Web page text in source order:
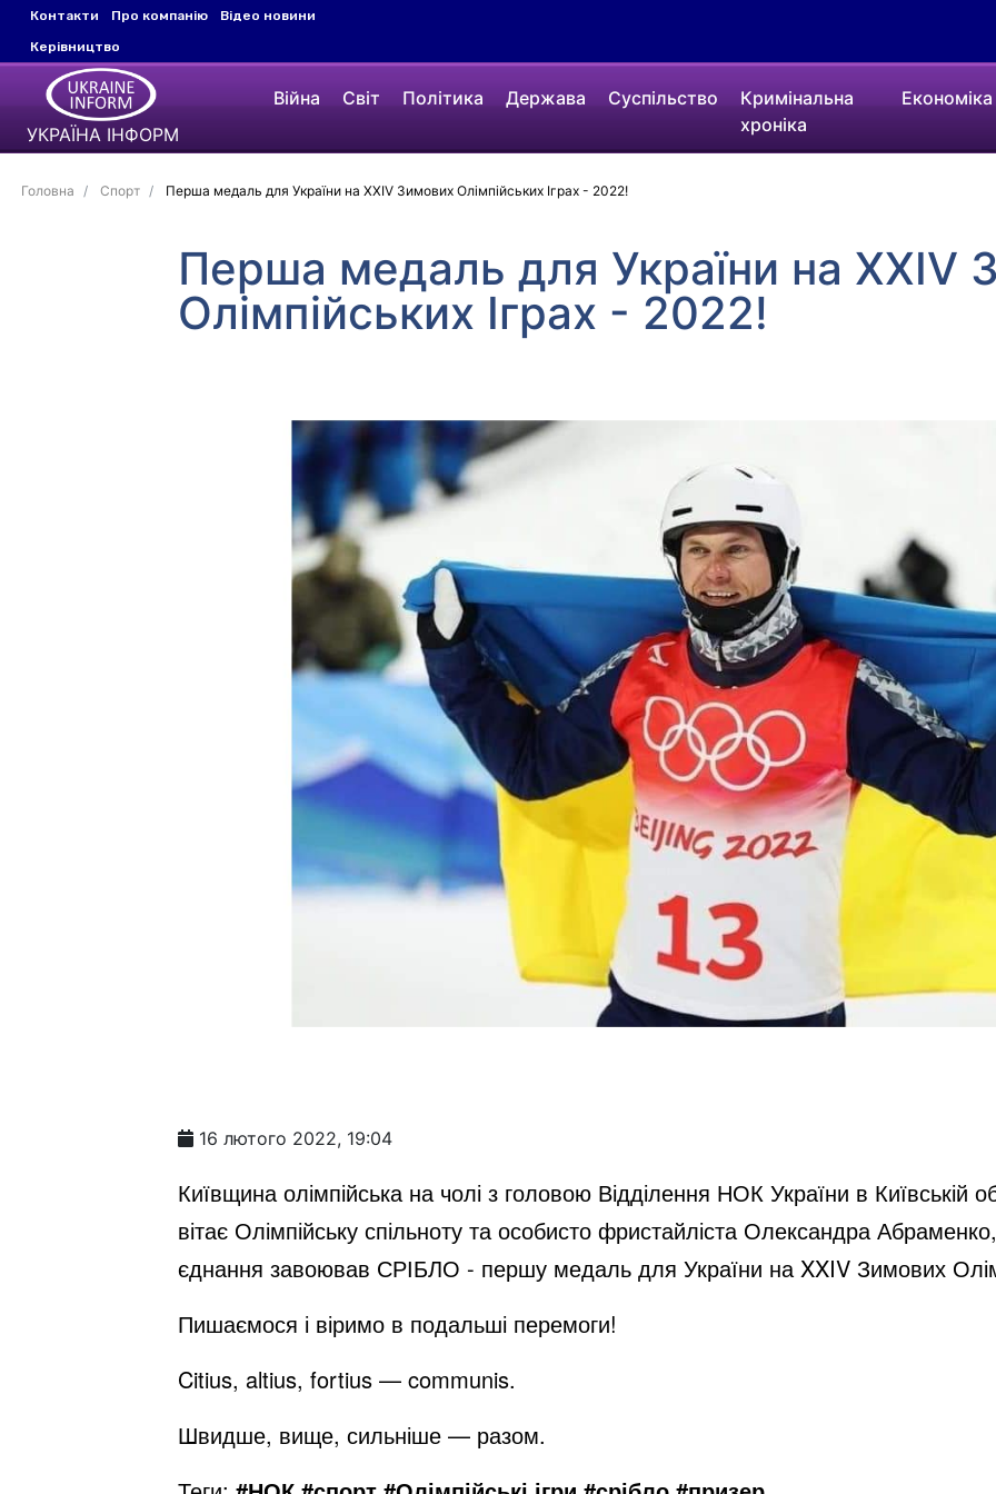
Контакти Про компанію
Відео новини
Керівництво
УКРАЇНА ІНФОРМ
Війна Світ Політика Держава Суспільство
Кримінальна
хроніка
Економіка
Головна Спорт Перша медаль для України на XXIV Зимових Олімпійських Іграх - 2022!
Перша медаль для України на XXIV
Олімпійських Іграх - 2022!
16 лютого 2022, 19:04
Київщина олімпійська на чолі з головою Відділення НОК України в Київській
вітає Олімпійську спільноту та особисто фристайліста Олександра
єднання завоював СРІБЛО - першу медаль для України на XXIV Зимових
Пишаємося і віримо в подальші перемоги!
Citius, altius, fortius — communis.
Швидше, вище, сильніше — разом.